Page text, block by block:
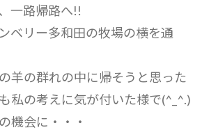
一路帰路へ!!
ベリー多和田の牧場の横を通
羊の群れの中に帰そうと思った
私の考えに気が付いた様で(^_^.)
機会に・・・